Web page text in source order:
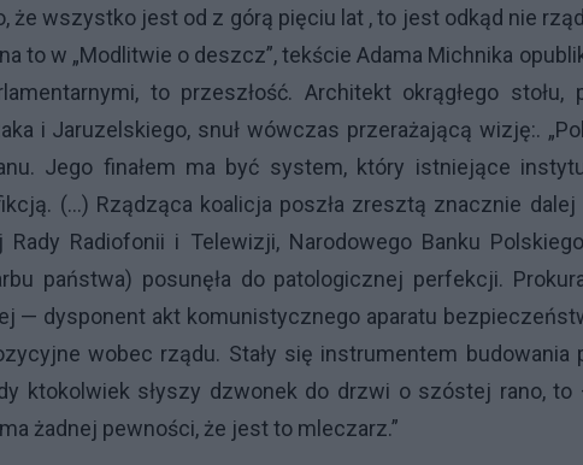
że wszystko jest od z górą pięciu lat , to jest odkąd nie
to w „Modlitwie o deszcz”, tekście Adama Michnika
to przeszłość. Architekt okrągłego stołu,
i Jaruzelskiego, snuł wówczas przerażającą wizję:.
Jego finałem ma być system, który istniejące
(…) Rządząca koalicja poszła zresztą znacznie
Radiofonii i Telewizji, Narodowego Banku
państwa) posunęła do patologicznej perfekcji.
— dysponent akt komunistycznego aparatu
wobec rządu. Stały się instrumentem
ktokolwiek słyszy dzwonek do drzwi o szóstej rano,
żadnej pewności, że jest to mleczarz.”